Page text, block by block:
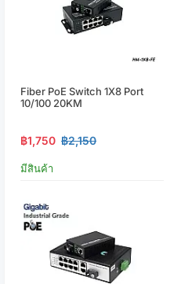
Fiber PoE Switch 1X8 Port
10/100 20KM
฿1,750 ฿2,150
มีสินค้า